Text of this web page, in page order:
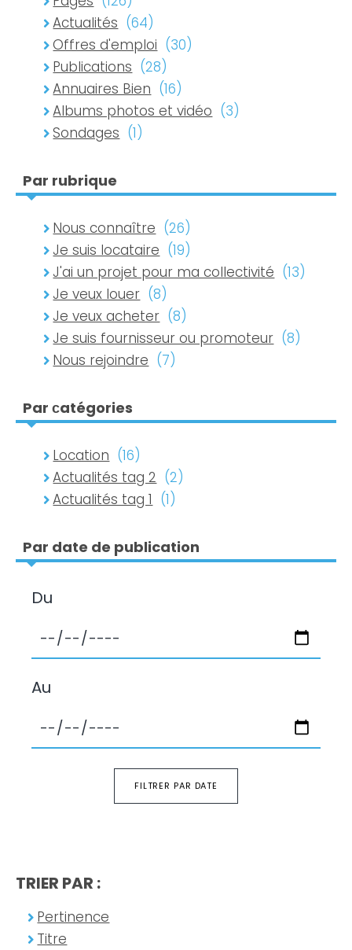
Nous rejoindre
Rechercher
04 74 01 01 00
Actualités (64)
Offres d'emploi (30)
Publications (28)
Annuaires Bien (16)
Albums photos et vidéo (3)
Sondages (1)
Par rubrique
Nous connaître (26)
Je suis locataire (19)
J'ai un projet pour ma collectivité (13)
Je veux louer (8)
Je veux acheter (8)
Je suis fournisseur ou promoteur (8)
Nous rejoindre (7)
Par сatégories
Location (16)
Actualités tag 2 (2)
Actualités tag 1 (1)
Par date de publication
Du
Au
FILTRER PAR DATE
TRIER PAR :
Pertinence
Titre